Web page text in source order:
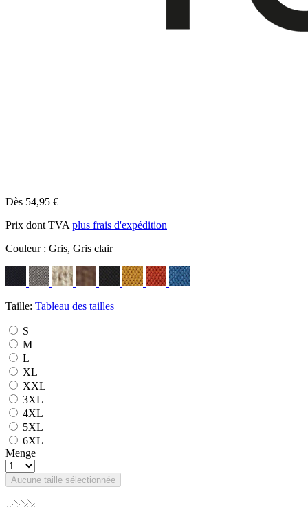
Dès 54,95 €
Prix dont TVA plus frais d'expédition
Couleur : Gris, Gris clair
Taille: Tableau des tailles
S
M
L
XL
XXL
3XL
4XL
5XL
6XL
Menge
Aucune taille sélectionnée